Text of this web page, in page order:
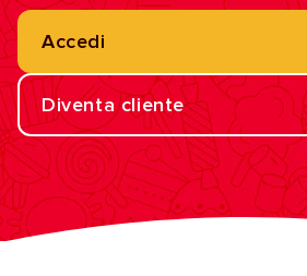
Accedi
Diventa cliente